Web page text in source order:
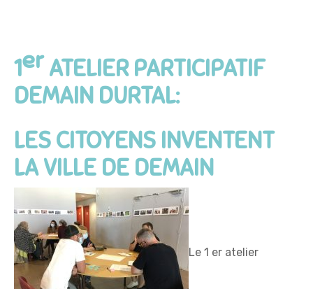
1erATELIER PARTICIPATIF
DEMAIN DURTAL:
LES CITOYENS INVENTENT
LA VILLE DE DEMAIN
Le 1 er atelier